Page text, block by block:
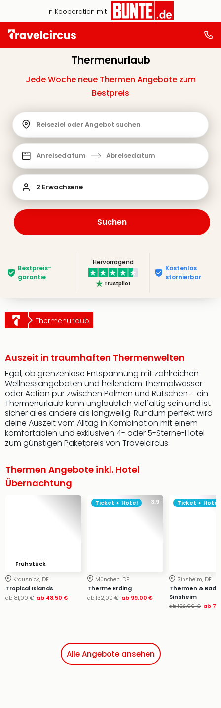
in Kooperation mit
Thermenurlaub
Jede Woche neue Thermen Angebote zum
Bestpreis
Reiseziel oder Angebot suchen
Anreisedatum Abreisedatum
2 Erwachsene
Suchen
Bestpreis­
garantie
Hervorragend
Trustpilot
Kostenlos
stornierbar
Thermenurlaub
Auszeit in traumhaften Thermenwelten
Egal, ob grenzenlose Entspannung mit zahlreichen
Wellnessangeboten und heilendem Thermalwasser
oder Action pur zwischen Palmen und Rutschen – ein
Thermenurlaub kann unglaublich vielfältig sein und ist
sicher alles andere als langweilig. Rundum perfekt wird
deine Auszeit vom Alltag in Kombination mit einem
komfortablen und exklusiven 4- oder 5-Sterne-Hotel
zum günstigen Paketpreis von Travelcircus.
Thermen Angebote inkl. Hotel
Übernachtung
Frühstück
Krausnick, DE
Tropical Islands
ab81,00 € ab 48,50 €
3.9
Ticket + Hotel
München, DE
Therme Erding
ab132,00 € ab 99,00 €
Ticket + Hotel
Sinsheim, DE
Thermen &
Sinsheim
ab122,00 € ab
Alle Angebote ansehen